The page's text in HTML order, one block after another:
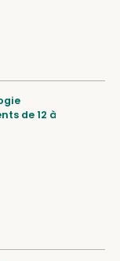
de 12 à